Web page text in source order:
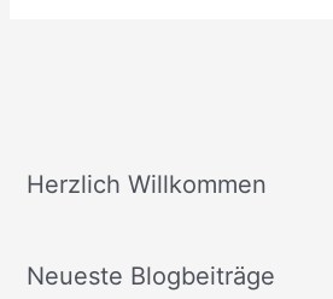
Herzlich Willkommen
Neueste Blogbeiträge